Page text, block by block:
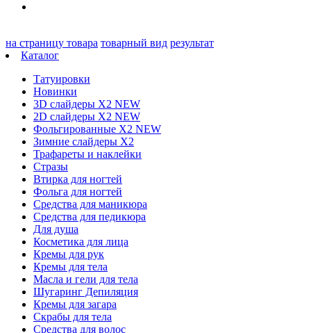
на страницу товара товарный вид результат
Каталог
Татуировки
Новинки
3D слайдеры X2 NEW
2D слайдеры X2 NEW
Фольгированные X2 NEW
Зимние слайдеры Х2
Трафареты и наклейки
Стразы
Втирка для ногтей
Фольга для ногтей
Средства для маникюра
Средства для педикюра
Для душа
Косметика для лица
Кремы для рук
Кремы для тела
Масла и гели для тела
Шугаринг Депиляция
Кремы для загара
Скрабы для тела
Средства для волос